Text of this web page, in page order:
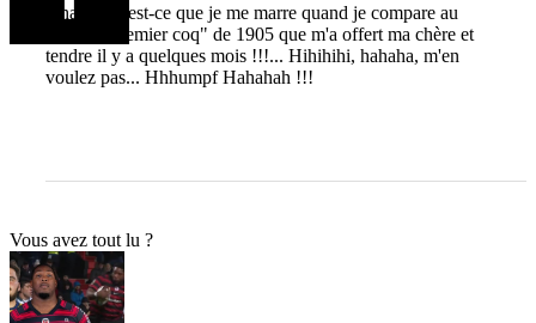
Ahaha, qu'est-ce que je me marre quand je compare au
maillot "premier coq" de 1905 que m'a offert ma chère et
tendre il y a quelques mois !!!... Hihihihi, hahaha, m'en
voulez pas... Hhhumpf Hahahah !!!
Vous avez tout lu ?